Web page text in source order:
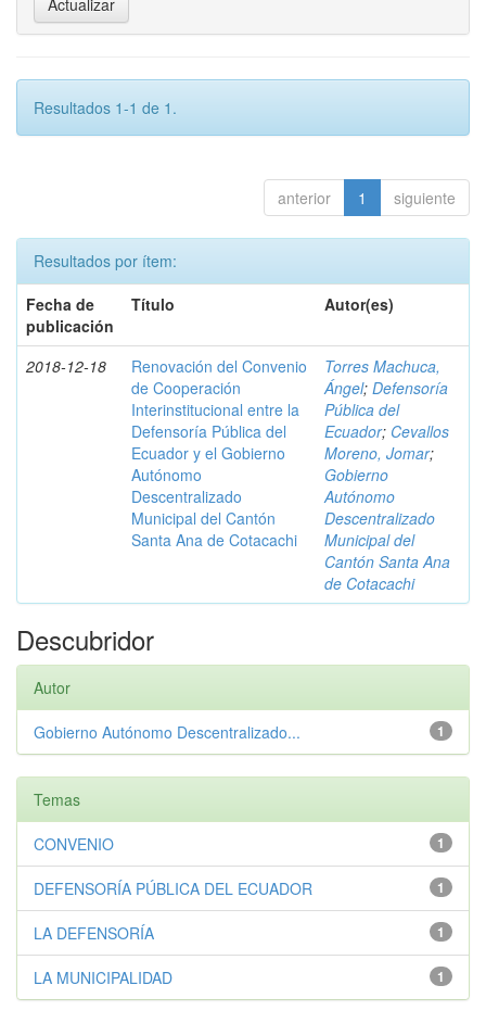
Resultados 1-1 de 1.
anterior 1 siguiente
Resultados por ítem:
Fecha de
publicación
Título Autor(es)
2018-12-18
Renovación del Convenio
de Cooperación
Interinstitucional entre la
Defensoría Pública del
Ecuador y el Gobierno
Autónomo
Descentralizado
Municipal del Cantón
Santa Ana de Cotacachi
Torres Machuca,
Ángel; Defensoría
Pública del
Ecuador; Cevallos
Moreno, Jomar;
Gobierno
Autónomo
Descentralizado
Municipal del
Cantón Santa Ana
de Cotacachi
Descubridor
Autor
1
Gobierno Autónomo Descentralizado...
Temas
1
CONVENIO
1
DEFENSORÍA PÚBLICA DEL ECUADOR
1
LA DEFENSORÍA
1
LA MUNICIPALIDAD